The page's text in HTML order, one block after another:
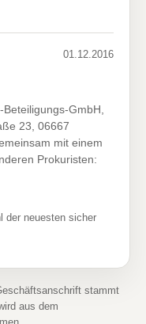
01.12.2016
GmbH,
23, 06667
mit einem
Prokuristen:
der neuesten sicher
stammt
aus dem